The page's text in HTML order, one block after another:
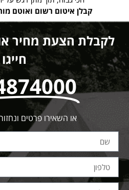
קבלן איטום רשום ואוטם
לקבלת הצעת מחיר
חייגו
או השאירו פרטים